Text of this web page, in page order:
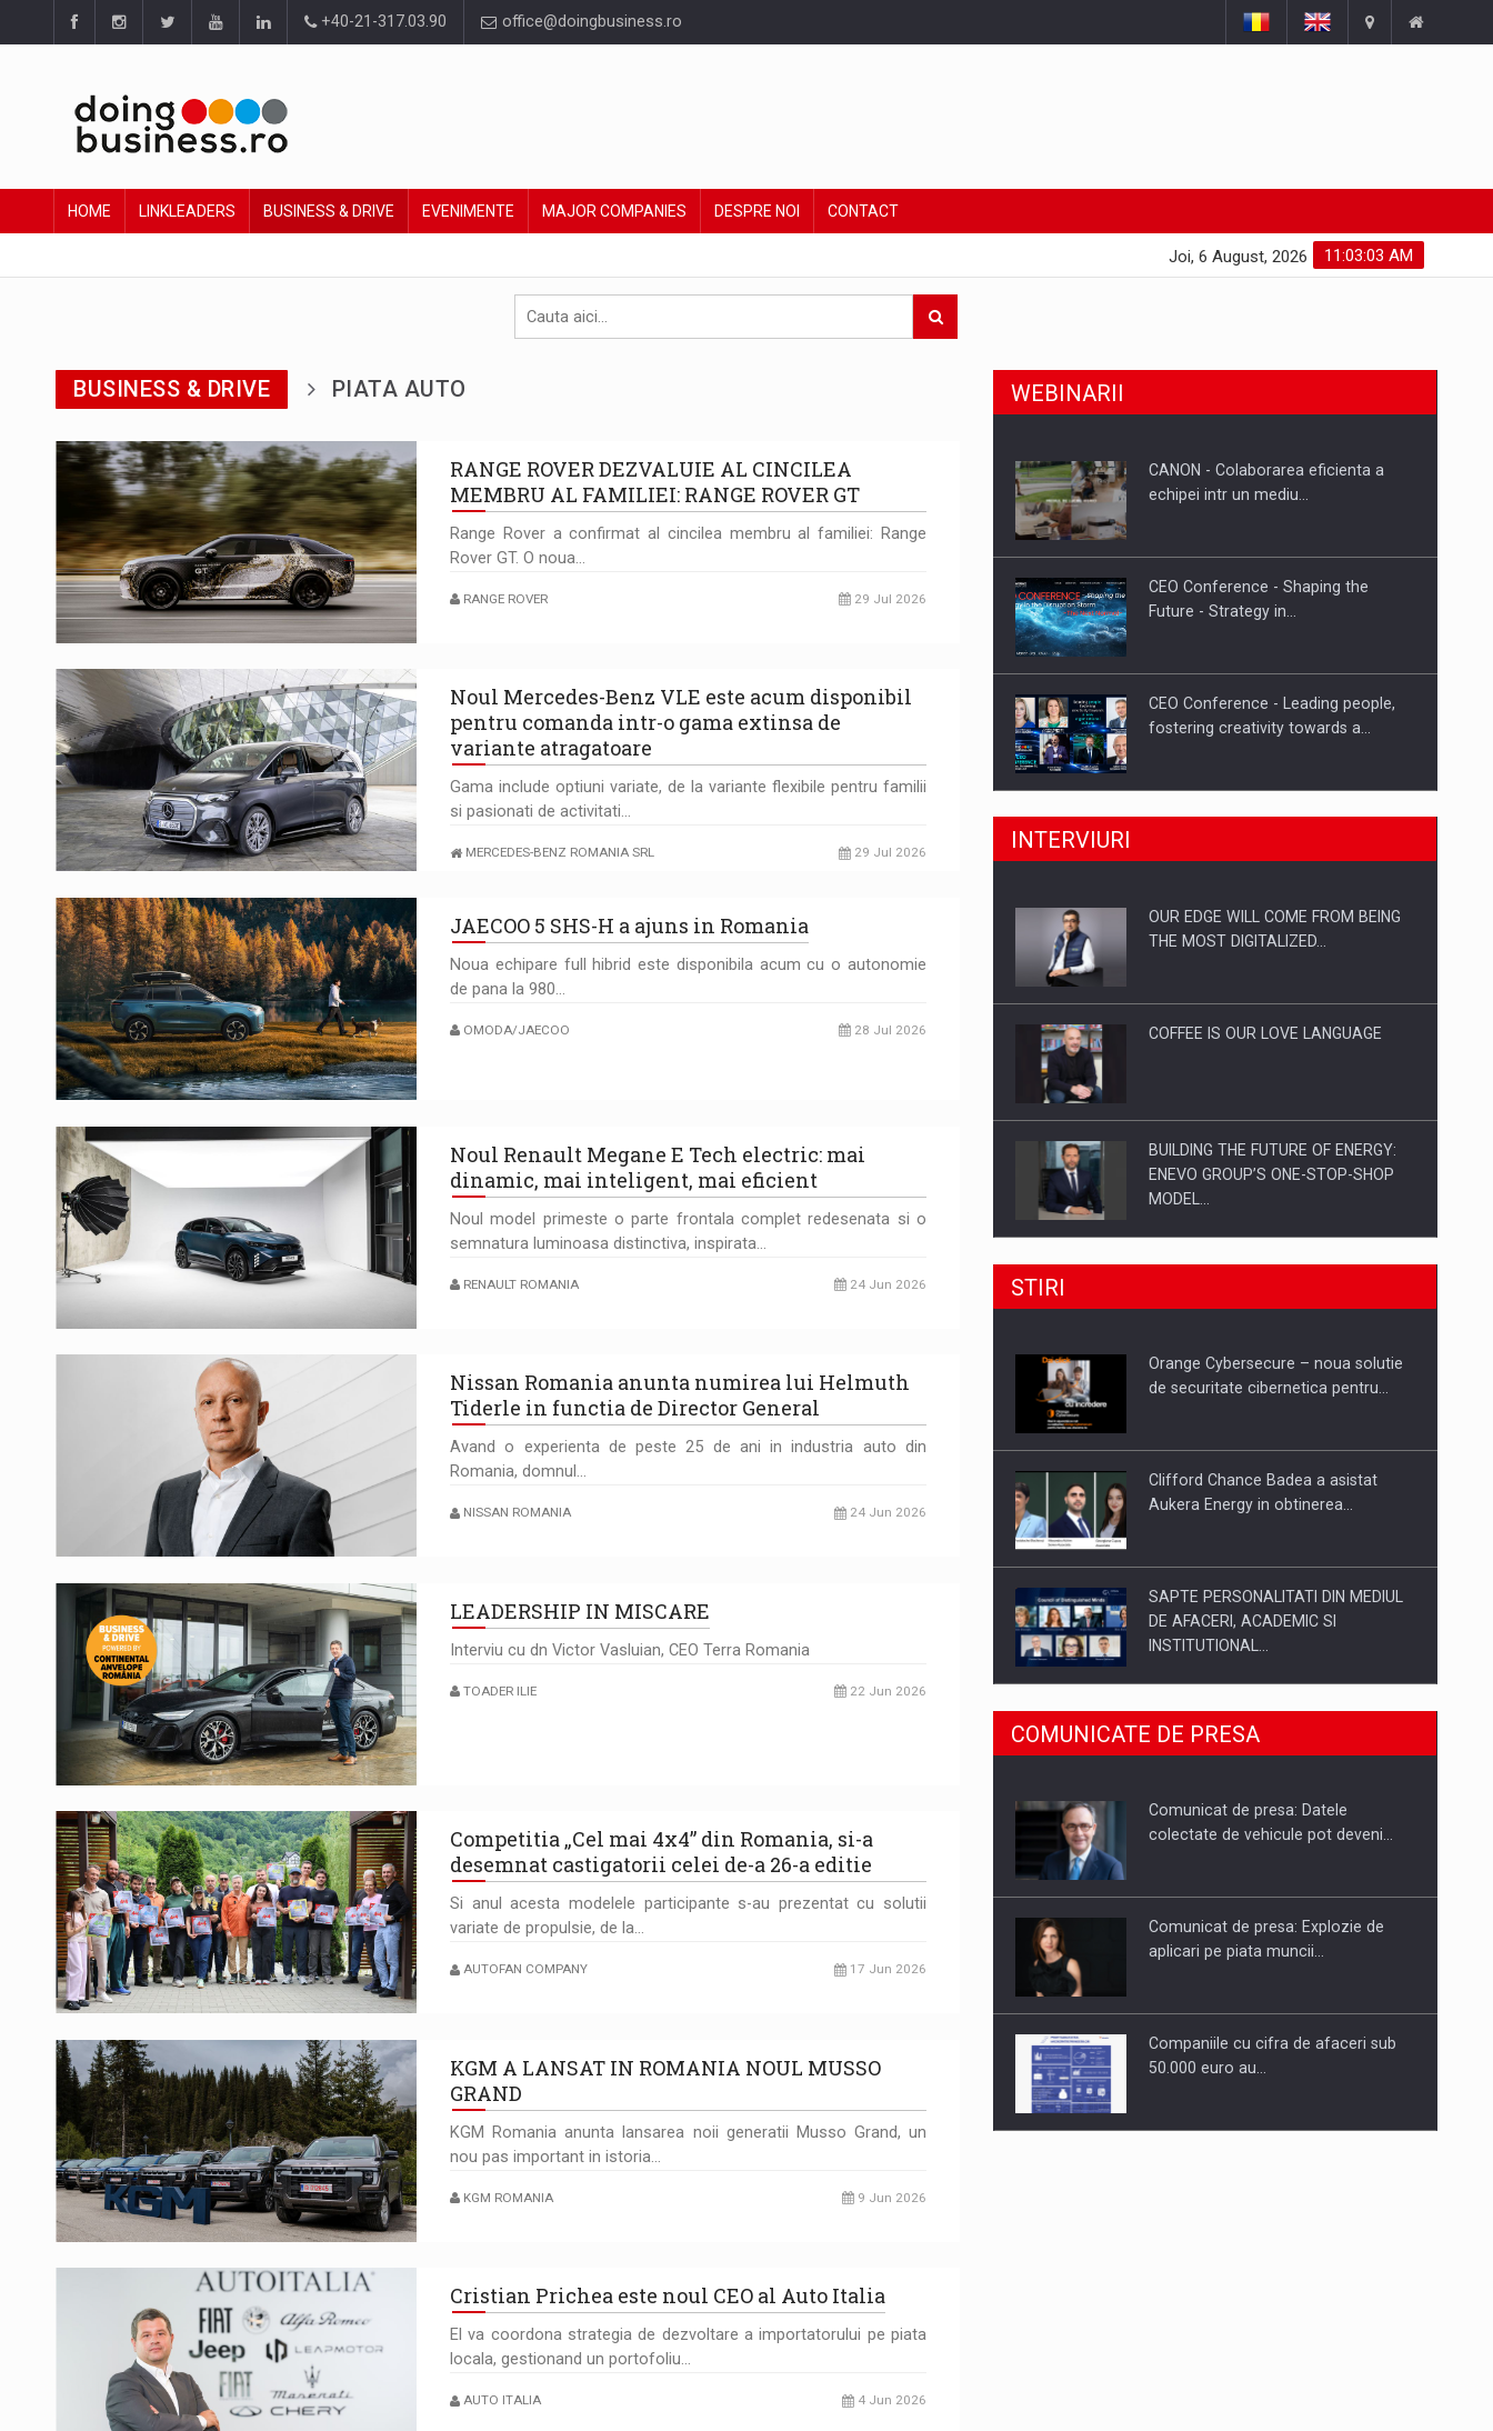
+40-21-317.03.90 office@doingbusiness.ro
HOME LINKLEADERS BUSINESS & DRIVE EVENIMENTE MAJOR COMPANIES DESPRE NOI CONTACT
11:03:04 AM
Joi, 6 August, 2026
BUSINESS & DRIVE PIATA AUTO
RANGE ROVER DEZVALUIE AL CINCILEA
MEMBRU AL FAMILIEI: RANGE ROVER GT
Range Rover a confirmat al cincilea membru al familiei: Range
Rover GT. O noua…
RANGE ROVER 29 Jul 2026
Noul Mercedes-Benz VLE este acum disponibil
pentru comanda intr-o gama extinsa de
variante atragatoare
Gama include optiuni variate, de la variante flexibile pentru familii
si pasionati de activitati…
MERCEDES-BENZ ROMANIA SRL 29 Jul 2026
JAECOO 5 SHS-H a ajuns in Romania
Noua echipare full hibrid este disponibila acum cu o autonomie
de pana la 980…
OMODA/JAECOO 28 Jul 2026
Noul Renault Megane E Tech electric: mai
dinamic, mai inteligent, mai eficient
Noul model primeste o parte frontala complet redesenata si o
semnatura luminoasa distinctiva, inspirata…
RENAULT ROMANIA 24 Jun 2026
Nissan Romania anunta numirea lui Helmuth
Tiderle in functia de Director General
Avand o experienta de peste 25 de ani in industria auto din
Romania, domnul…
NISSAN ROMANIA 24 Jun 2026
LEADERSHIP IN MISCARE
Interviu cu dn Victor Vasluian, CEO Terra Romania
TOADER ILIE 22 Jun 2026
Competitia „Cel mai 4x4” din Romania, si-a
desemnat castigatorii celei de-a 26-a editie
Si anul acesta modelele participante s-au prezentat cu solutii
variate de propulsie, de la…
AUTOFAN COMPANY 17 Jun 2026
KGM A LANSAT IN ROMANIA NOUL MUSSO
GRAND
KGM Romania anunta lansarea noii generatii Musso Grand, un
nou pas important in istoria…
KGM ROMANIA 9 Jun 2026
Cristian Prichea este noul CEO al Auto Italia
El va coordona strategia de dezvoltare a importatorului pe piata
locala, gestionand un portofoliu…
AUTO ITALIA 4 Jun 2026
WEBINARII
CANON - Colaborarea eficienta a
echipei intr un mediu…
CEO Conference - Shaping the
Future - Strategy in…
CEO Conference - Leading people,
fostering creativity towards a…
CEO Conference - Shaping The
Webinar - Business Evolution-
INTERVIURI
OUR EDGE WILL COME FROM BEING
THE MOST DIGITALIZED…
COFFEE IS OUR LOVE LANGUAGE
BUILDING THE FUTURE OF ENERGY:
ENEVO GROUP’S ONE-STOP-SHOP
MODEL…
ROOTED IN ROMANIA, BUILT TO
PUTTING ROMANIAN CORPORATE
STIRI
Orange Cybersecure – noua solutie
de securitate cibernetica pentru…
Clifford Chance Badea a asistat
Aukera Energy in obtinerea…
SAPTE PERSONALITATI DIN MEDIUL
DE AFACERI, ACADEMIC SI
INSTITUTIONAL…
SYCLEF isi consolideaza prezenta in
Romania printr-o a doua…
Fondul de investitii BoldMind si
COMUNICATE DE PRESA
Comunicat de presa: Datele
colectate de vehicule pot deveni…
Comunicat de presa: Explozie de
aplicari pe piata muncii…
Companiile cu cifra de afaceri sub
50.000 euro au…